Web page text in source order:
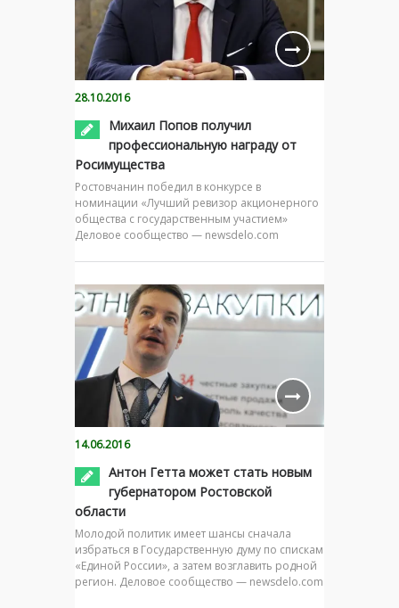
28.10.2016
Михаил Попов получил
профессиональную награду от
Росимущества
Ростовчанин победил в конкурсе в
номинации «Лучший ревизор акционерного
общества с государственным участием»
Деловое сообщество — newsdelo.com
14.06.2016
Антон Гетта может стать новым
губернатором Ростовской
области
Молодой политик имеет шансы сначала
избраться в Государственную думу по спискам
«Единой России», а затем возглавить родной
регион. Деловое сообщество — newsdelo.com